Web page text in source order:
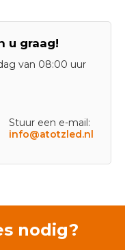
u graag!
van 08:00 uur
Stuur een e-mail:
info@atotzled.nl
nodig?